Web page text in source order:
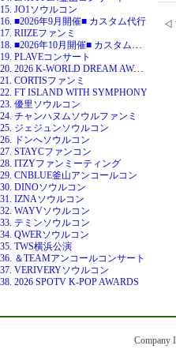
15. JO1ソウルコン
16. ■2026年9月開催■ カスタム代行
17. RIIZEファンミ
18. ■2026年10月開催■ カスタム代行
19. PLAVEコンサート
20. 2026 K-WORLD DREAM AWARDS
21. CORTISファンミ
22. FT ISLAND WITH SYMPHONY
23. 優里ソウルコン
24. チャンハヌムソウルファンミ
25. ジェジュンソウルコン
26. ドンへソウルコン
27. STAYCファンコン
28. ITZYファンミーティング
29. CNBLUE釜山アンコールコン
30. DINOソウルコン
31. IZNAソウルコン
32. WAYVソウルコン
33. テミンソウルコン
34. QWERソウルコン
35. TWS横浜公演
36. ＆TEAMアンコールコンサート
37. VERIVERYソウルコン
38. 2026 SPOTV K-POP AWARDS
◁
Company